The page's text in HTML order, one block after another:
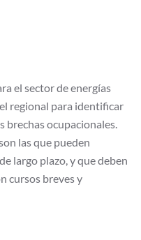
el sector de energías
regional para identificar
brechas ocupacionales.
las que pueden
largo plazo, y que deben
cursos breves y